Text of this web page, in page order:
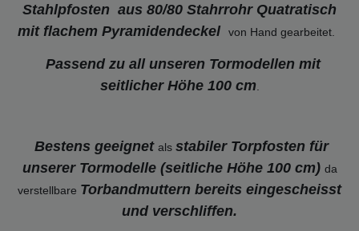
Stahlpfosten aus 80/80 Stahrrohr Quatratisch
mit flachem Pyramidendeckel
von Hand gearbeitet.
Passend zu all unseren Tormodellen mit
seitlicher Höhe 100 cm.
Bestens geeignet als stabiler Torpfosten für
unserer Tormodelle (seitliche Höhe 100 cm) da
verstellbare Torbandmuttern bereits eingescheisst
und verschliffen.